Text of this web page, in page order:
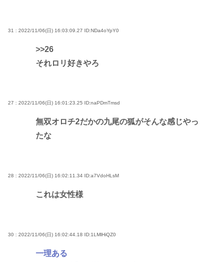
31 : 2022/11/06(日) 16:03:09.27 ID:NDa4oYpY0
>>26
それロリ好きやろ
27 : 2022/11/06(日) 16:01:23.25 ID:naPDmTmsd
無双オロチ2だかの九尾の狐がそんな感じやっ
たな
28 : 2022/11/06(日) 16:02:11.34 ID:a7VdoHLsM
これは女性様
30 : 2022/11/06(日) 16:02:44.18 ID:1LMlHiQZ0
一理ある